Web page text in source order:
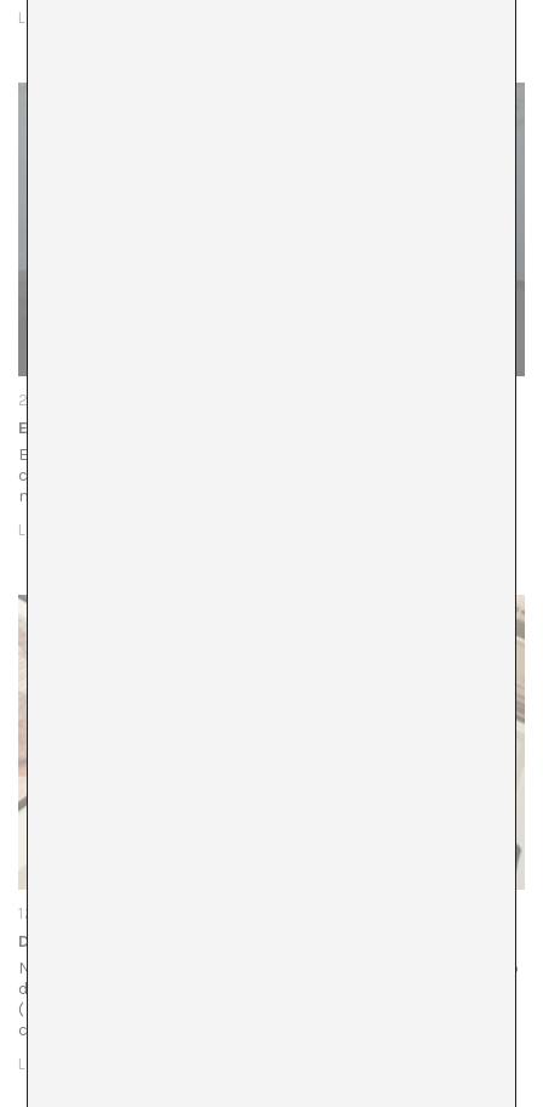
LLEGIR MÉS
26 d'octubre de 2023
Esperant el miracle
El Sol treu raigs per tot arreu. Duu unes anelles
concèntriques que giren i giren i s’apropen cada vegada
més. Sembla un miratge. De sobte el Sol esdevé blanc i…
LLEGIR MÉS
12 d'octubre de 2023
Dones visionàries i creativitat: el dret a la pròpia ànima.
Nunca ha sido tan importante como ahora el conocimiento
del porvenir, precisamente porque no se ve claro.
(“Sonámbulas”, 1884)[1]. Potser perquè el sentiment
contemporani està polaritzat entre les prediccions…
LLEGIR MÉS